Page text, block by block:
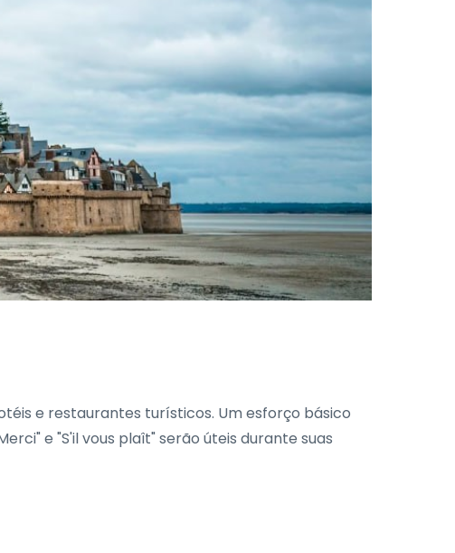
e restaurantes turísticos. Um esforço básico
e "S'il vous plaît" serão úteis durante suas